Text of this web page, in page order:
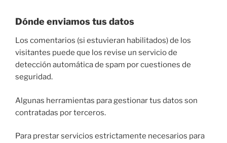
Dónde enviamos tus datos
Los comentarios (si estuvieran habilitados) de los
visitantes puede que los revise un servicio de
detección automática de spam por cuestiones de
seguridad.
Algunas herramientas para gestionar tus datos son
contratadas por terceros.
Para prestar servicios estrictamente necesarios para